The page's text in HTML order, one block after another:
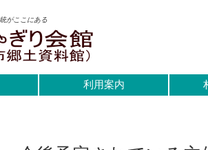
がここにある
利用案内